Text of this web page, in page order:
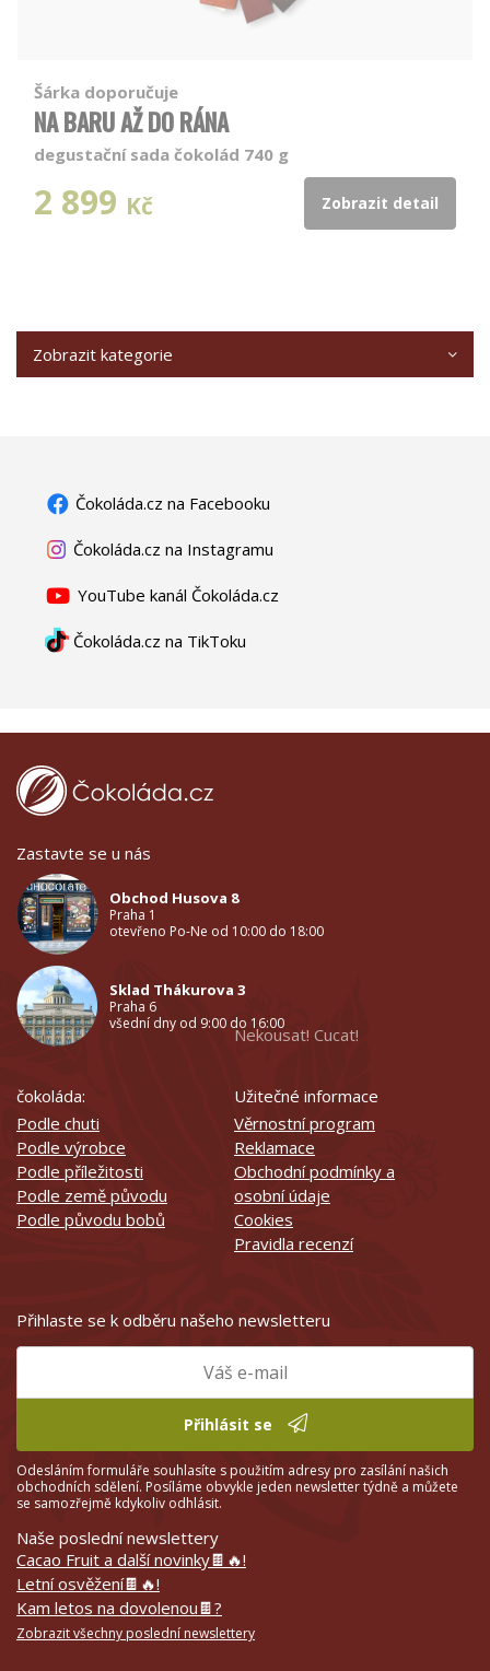
Šárka doporučuje
NA BARU AŽ DO RÁNA
degustační sada čokolád 740 g
2 899 Kč Zobrazit detail
Zobrazit kategorie
Čokoláda.cz na Facebooku
Čokoláda.cz na Instagramu
YouTube kanál Čokoláda.cz
Čokoláda.cz na TikToku
Zastavte se u nás
Obchod Husova 8
Praha 1
otevřeno Po-Ne od 10:00 do 18:00
Sklad Thákurova 3
Praha 6
všední dny od 9:00 do 16:00
čokoláda:
Podle chuti
Podle výrobce
Podle příležitosti
Podle země původu
Podle původu bobů
Nekousat! Cucat!
Užitečné informace
Věrnostní program
Reklamace
Obchodní podmínky a
osobní údaje
Cookies
Pravidla recenzí
Přihlaste se k odběru našeho newsletteru
Přihlásit se
Odesláním formuláře souhlasíte s použitím adresy pro zasílání našich
obchodních sdělení. Posíláme obvykle jeden newsletter týdně a můžete
se samozřejmě kdykoliv odhlásit.
Naše poslední newslettery
Cacao Fruit a další novinky🍫🔥!
Letní osvěžení🍫🔥!
Kam letos na dovolenou🍫?
Zobrazit všechny poslední newslettery